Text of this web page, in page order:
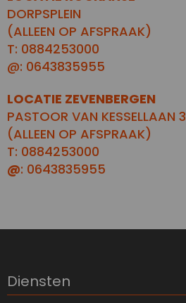
DORPSPLEIN
(ALLEEN OP AFSPRAAK)
T: 0884253000
@: 0643835955
LOCATIE ZEVENBERGEN
PASTOOR VAN KESSELLAAN 3
(ALLEEN OP AFSPRAAK)
T: 0884253000
@: 0643835955
Diensten